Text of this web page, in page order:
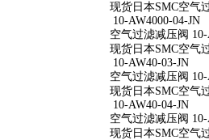
现货日本SMC空气
10-AW4000-04-JN
空气过滤减压阀 10-
现货日本SMC空气
10-AW40-03-JN
空气过滤减压阀 10-
现货日本SMC空气
10-AW40-04-JN
空气过滤减压阀 10-
现货日本SMC空气